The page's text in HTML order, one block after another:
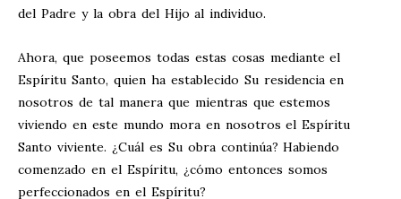
del Padre y la obra del Hijo al individuo.
Ahora, que poseemos todas estas cosas mediante el
Espíritu Santo, quien ha establecido Su residencia en
nosotros de tal manera que mientras que estemos
viviendo en este mundo mora en nosotros el Espíritu
Santo viviente. ¿Cuál es Su obra continúa? Habiendo
comenzado en el Espíritu, ¿cómo entonces somos
perfeccionados en el Espíritu?